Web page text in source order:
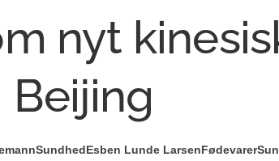
nyt
Beijing
SundhedEsben Lunde LarsenFødevarer